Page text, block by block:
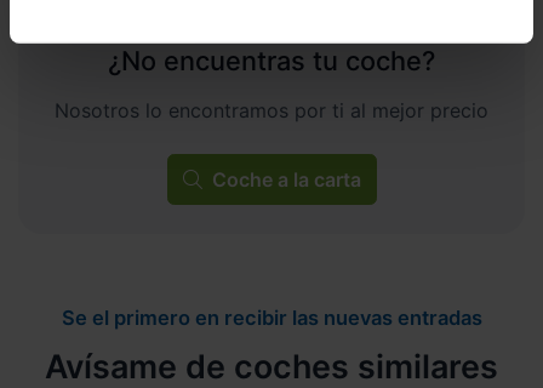
¿No encuentras tu coche?
Nosotros lo encontramos por ti al mejor precio
Coche a la carta
Se el primero en recibir las nuevas entradas
Avísame de coches similares